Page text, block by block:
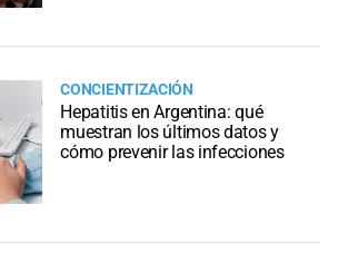
CONCIENTIZACIÓN
Hepatitis en Argentina: qué
muestran los últimos datos y
cómo prevenir las infecciones